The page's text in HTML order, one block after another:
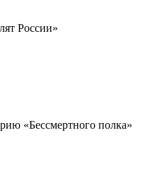
России»
«Бессмертного полка»